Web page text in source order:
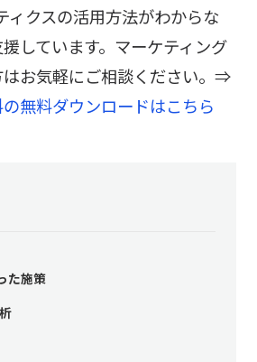
ィクスの活用方法がわからな
しています。マーケティング
お気軽にご相談ください。⇒
無料ダウンロードはこちら
た施策